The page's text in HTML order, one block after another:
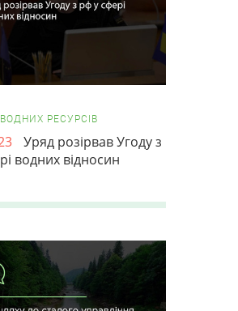
РЕСУРСІВ
Уряд розірвав Угоду з
водних відносин